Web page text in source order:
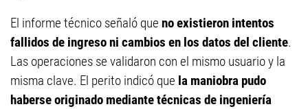
El informe técnico señaló que no existieron intentos
fallidos de ingreso ni cambios en los datos del cliente.
Las operaciones se validaron con el mismo usuario y la
misma clave. El perito indicó que la maniobra pudo
haberse originado mediante técnicas de ingeniería